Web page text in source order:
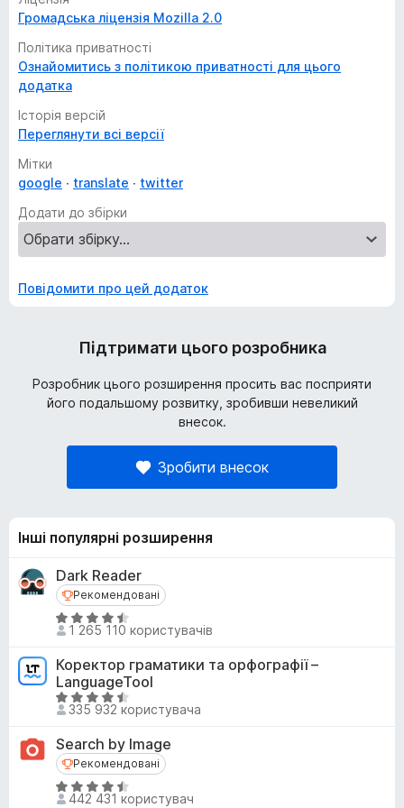
Громадська ліцензія Mozilla 2.0
Політика приватності
Ознайомитись з політикою приватності для цього
додатка
Історія версій
Переглянути всі версії
Мітки
google
translate
twitter
Додати до збірки
Повідомити про цей додаток
Підтримати цього розробника
Розробник цього розширення просить вас посприяти
його подальшому розвитку, зробивши невеликий
внесок.
Зробити внесок
Інші популярні розширення
Dark Reader
Рекомендовані
Рекомендовані
О
ц
і
н
к
а
,
5
з
1 265 110 користувачів
Коректор граматики та орфографії –
LanguageTool
О
ц
і
н
к
а
335 932 користувача
Search by Image
Рекомендовані
Рекомендовані
О
442 431 користувач